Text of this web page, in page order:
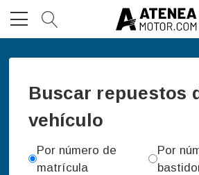
Buscar repuestos
vehículo
Por número de
matrícula
Por